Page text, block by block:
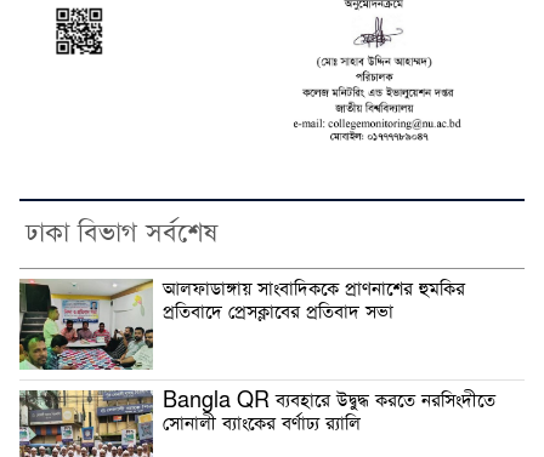
ঢাকা বিভাগ সর্বশেষ
আলফাডাঙ্গায় সাংবাদিককে প্রাণনাশের হুমকির
প্রতিবাদে প্রেসক্লাবের প্রতিবাদ সভা
Bangla QR ব্যবহারে উদ্বুদ্ধ করতে নরসিংদীতে
সোনালী ব্যাংকের বর্ণাঢ্য র‌্যালি